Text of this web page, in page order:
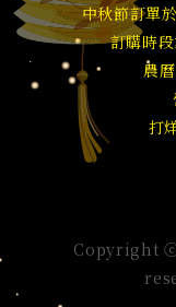
中秋節訂單
訂購時
農
打
Copyright ⓒ